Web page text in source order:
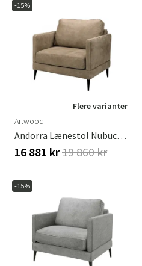
Danmark
Suomi
-15%
Flere varianter
Artwood
Andorra Lænestol Nubuck Taupe
16 881 kr19 860 kr
-15%